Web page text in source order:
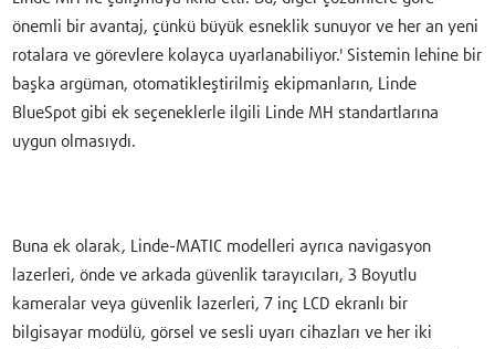
önemli bir avantaj, çünkü büyük esneklik sunuyor ve her an yeni
rotalara ve görevlere kolayca uyarlanabiliyor.' Sistemin lehine bir
başka argüman, otomatikleştirilmiş ekipmanların, Linde
BlueSpot gibi ek seçeneklerle ilgili Linde MH standartlarına
uygun olmasıydı.
Buna ek olarak, Linde-MATIC modelleri ayrıca navigasyon
lazerleri, önde ve arkada güvenlik tarayıcıları, 3 Boyutlu
kameralar veya güvenlik lazerleri, 7 inç LCD ekranlı bir
bilgisayar modülü, görsel ve sesli uyarı cihazları ve her iki